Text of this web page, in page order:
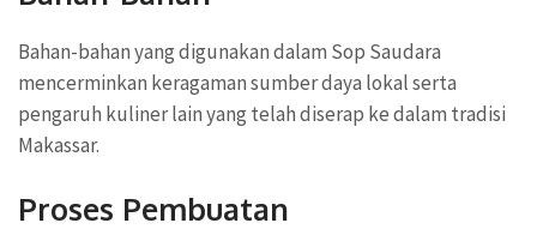
Bahan-bahan yang digunakan dalam Sop Saudara
mencerminkan keragaman sumber daya lokal serta
pengaruh kuliner lain yang telah diserap ke dalam tradisi
Makassar.
Proses Pembuatan